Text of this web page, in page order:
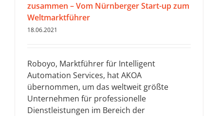
zusammen – Vom Nürnberger Start-up zum
Weltmarktführer
18.06.2021
Roboyo, Marktführer für Intelligent
Automation Services, hat AKOA
übernommen, um das weltweit größte
Unternehmen für professionelle
Dienstleistungen im Bereich der